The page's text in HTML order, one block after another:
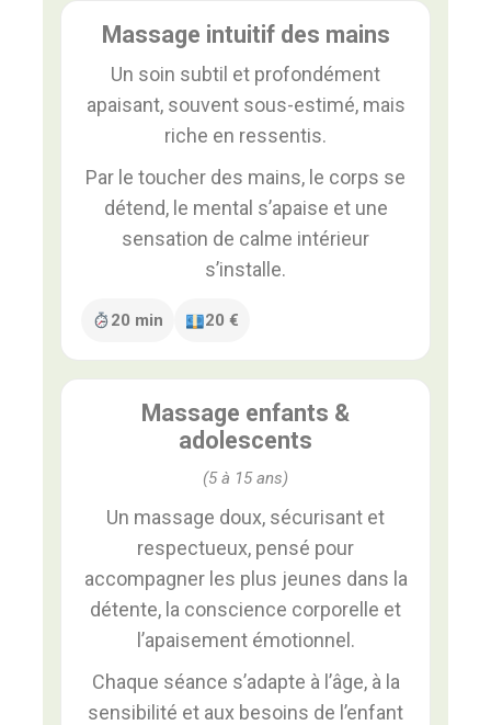
Massage intuitif des mains
Un soin subtil et profondément
apaisant, souvent sous-estimé, mais
riche en ressentis.
Par le toucher des mains, le corps se
détend, le mental s’apaise et une
sensation de calme intérieur
s’installe.
20 min 20 €
Massage enfants &
adolescents
(5 à 15 ans)
Un massage doux, sécurisant et
respectueux, pensé pour
accompagner les plus jeunes dans la
détente, la conscience corporelle et
l’apaisement émotionnel.
Chaque séance s’adapte à l’âge, à la
sensibilité et aux besoins de l’enfant